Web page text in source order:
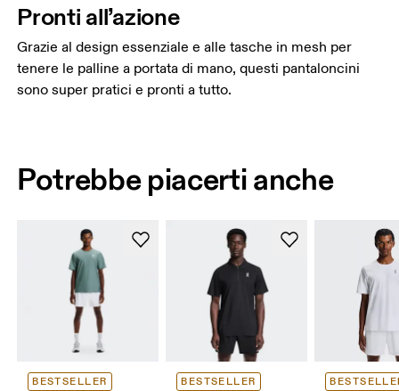
Pronti all’azione
Grazie al design essenziale e alle tasche in mesh per
tenere le palline a portata di mano, questi pantaloncini
sono super pratici e pronti a tutto.
Potrebbe piacerti anche
BESTSELLER BESTSELLER